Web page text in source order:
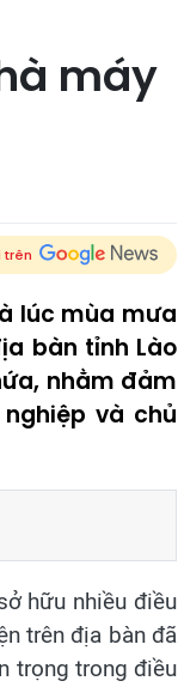
máy
trên
lúc mùa mưa
bàn tỉnh Lào
nhằm đảm
và chủ
hữu nhiều điều
trên địa bàn đã
trọng trong điều